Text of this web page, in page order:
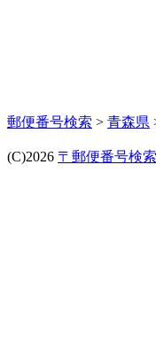
郵便番号検索 > 青森県
(C)2026 〒郵便番号検